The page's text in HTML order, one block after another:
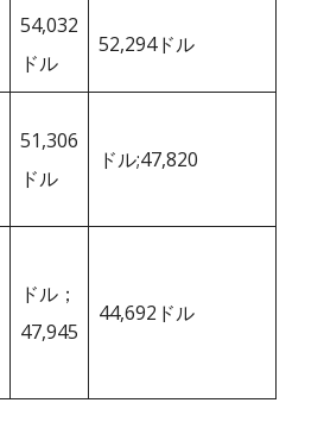
54,032
ドル
52,294ドル
51,306
ドル
ドル;47,820
ドル；
47,945
44,692ドル